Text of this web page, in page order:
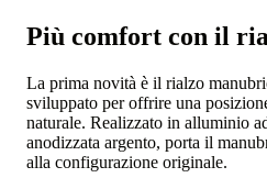
Più comfort con il
La prima novità è il rialzo
sviluppato per offrire una
naturale. Realizzato in alluminio
anodizzata argento, porta il
alla configurazione originale.